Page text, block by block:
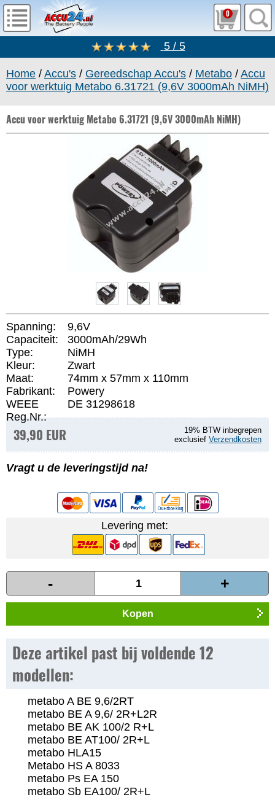
0
5 / 5
Home / Accu's / Gereedschap Accu's / Metabo / Accu
voor werktuig Metabo 6.31721 (9,6V 3000mAh NiMH)
Accu voor werktuig Metabo 6.31721 (9,6V 3000mAh NiMH)
Spanning:
9,6V
Capaciteit:
3000mAh/29Wh
Type:
NiMH
Kleur:
Zwart
Maat:
74mm x 57mm x 110mm
Fabrikant:
Powery
WEEE
Reg.Nr.:
DE 31298618
39,90 EUR
19% BTW inbegrepen
exclusief Verzendkosten
Vragt u de leveringstijd na!
Levering met:
- +
Kopen
Deze artikel past bij voldende 12
modellen:
metabo A BE 9,6/2RT
metabo BE A 9,6/ 2R+L2R
metabo BE AK 100/2 R+L
metabo BE AT100/ 2R+L
metabo HLA15
Metabo HS A 8033
metabo Ps EA 150
metabo Sb EA100/ 2R+L